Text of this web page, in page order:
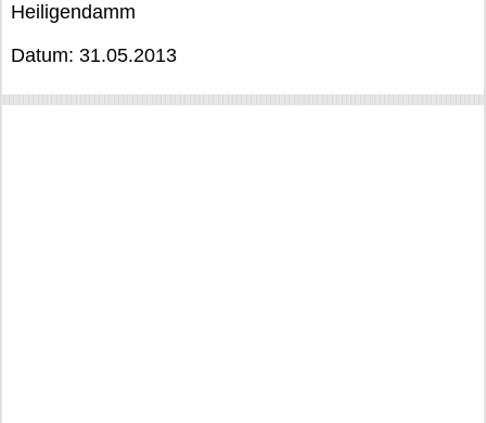
Heiligendamm
Datum: 31.05.2013